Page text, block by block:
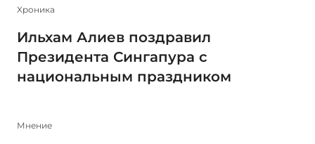
Xроника
Ильхам Алиев поздравил
Президента Сингапура с
национальным праздником
Мнение